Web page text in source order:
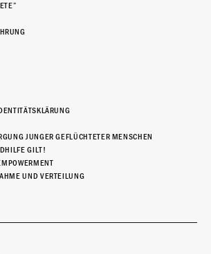
JUNGER GEFLÜCHTETER MENSCHEN
GILT!
UND VERTEILUNG